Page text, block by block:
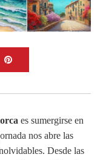
es sumergirse en
nos abre las
Desde las